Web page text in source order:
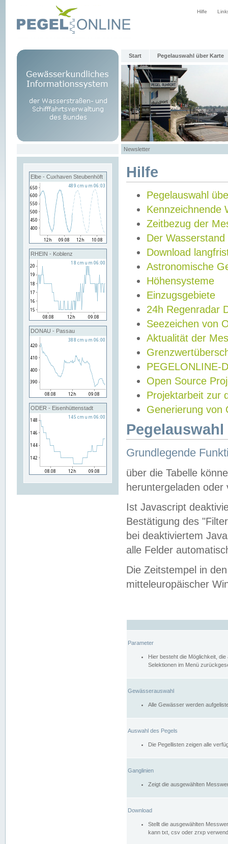
Hilfe
Start Pegelauswahl über Karte
Newsletter
Elbe - Cuxhaven Steubenhöft
RHEIN - Koblenz
DONAU - Passau
ODER - Eisenhüttenstadt
Hilfe
Pegelauswahl
Kennzeichnende
Zeitbezug der
Der Wasserstand
Download
Astronomische
Höhensysteme
Einzugsgebiete
24h Regenradar
Seezeichen von
Aktualität der
PEGELONLINE-
Open Source
Projektarbeit zur
Generierung von
Grundlegende
über die Tabelle
heruntergeladen oder
Ist Javascript
Bestätigung des
bei deaktiviertem
alle Felder
Die Zeitstempel in
mitteleuropäischer
Parameter
Hier besteht die Möglichkeit,
Selektionen im Menü
Gewässerauswahl
Alle Gewässer werden
Auswahl des Pegels
Die Pegellisten zeigen alle
Ganglinien
Zeigt die ausgewählten
Download
Stellt die ausgewählten
kann txt, csv oder zrxp